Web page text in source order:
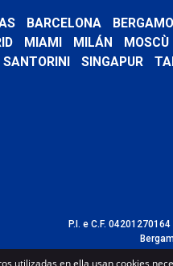
BARCELONA BERGAMO
MIAMI MILÁN MOSCÙ
SANTORINI SINGAPUR
P.I. e C.F.
utilizadas en ella usan cookies